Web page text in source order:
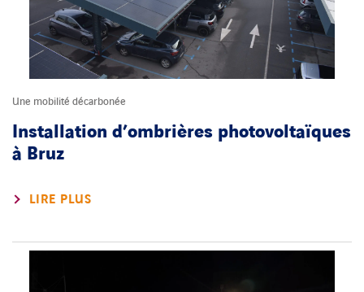
Une mobilité décarbonée
Installation d’ombrières photovoltaïques
à Bruz
LIRE PLUS